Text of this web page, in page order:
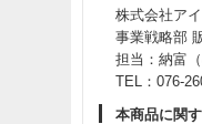
株式会社ア
事業戦略部
担当：納富
TEL：076-
本商品に関